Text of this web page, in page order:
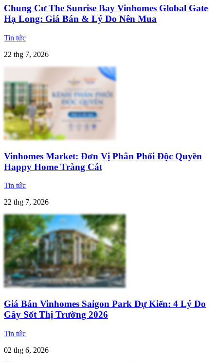
Chung Cư The Sunrise Bay Vinhomes Global Gate
Hạ Long: Giá Bán & Lý Do Nên Mua
Tin tức
22 thg 7, 2026
Vinhomes Market: Đơn Vị Phân Phối Độc Quyền
Happy Home Tràng Cát
Tin tức
22 thg 7, 2026
Giá Bán Vinhomes Saigon Park Dự Kiến: 4 Lý Do
Gây Sốt Thị Trường 2026
Tin tức
02 thg 6, 2026